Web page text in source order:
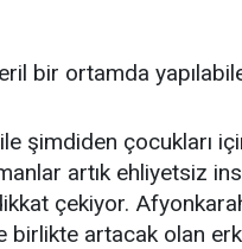
bir ortamda
şimdiden çocukları
artık ehliyetsiz
çekiyor.
artacak olan